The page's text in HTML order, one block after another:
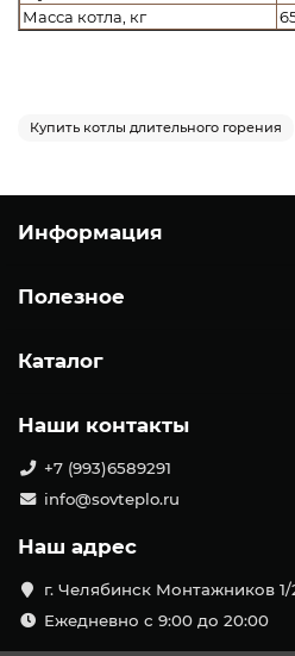
Масса котла, кг
Купить котлы длительного горения
Информация
Полезное
Каталог
Наши контакты
+7 (993)6589291
info@sovteplo.ru
Наш адрес
г. Челябинск Монтажников 1/
Ежедневно с 9:00 до 20:00